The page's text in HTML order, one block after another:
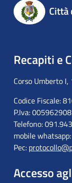
Città
Recapiti e
Corso Umberto
Codice Fiscale:
P.Iva:
Telefono:
mobile
Pec:
Accesso